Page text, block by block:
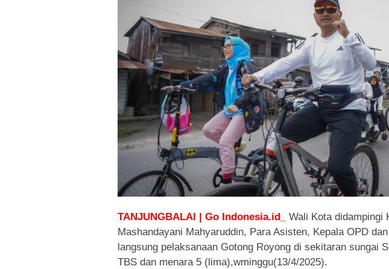
TANJUNGBALAI | Go Indonesia.id_
Wali Kota didampingi
Mashandayani Mahyaruddin, Para Asisten, Kepala OPD
langsung pelaksanaan Gotong Royong di sekitaran sungai
TBS dan menara 5 (lima),wminggu(13/4/2025).